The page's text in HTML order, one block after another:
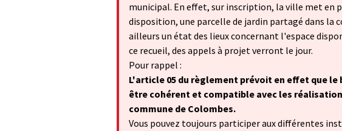
municipal. En effet, sur inscription, la ville met en
disposition, une parcelle de jardin partagé dans la
ailleurs un état des lieux concernant l'espace
ce recueil, des appels à projet verront le jour.
Pour rappel :
L'article 05 du règlement prévoit en effet que
être cohérent et compatible avec les
commune de Colombes.
Vous pouvez toujours participer aux différentes